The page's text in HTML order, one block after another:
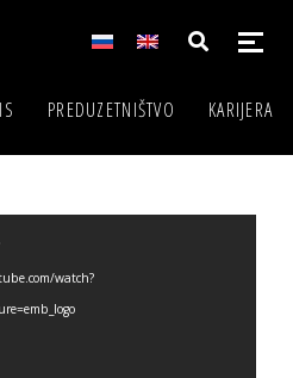
PREDUZETNIŠTVO KARIJERA
watch?